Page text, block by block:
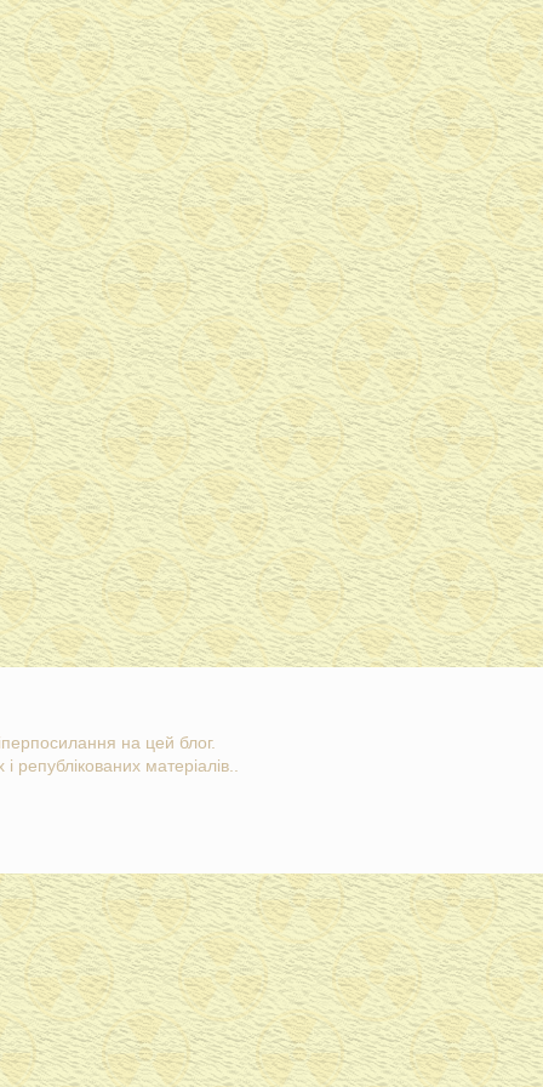
на цей блог.
републікованих матеріалів..